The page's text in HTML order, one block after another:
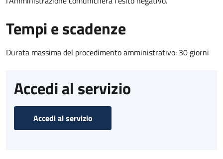
Tempi e scadenze
Durata massima del procedimento amministrativo: 30 giorni
Accedi al servizio
Accedi al servizio